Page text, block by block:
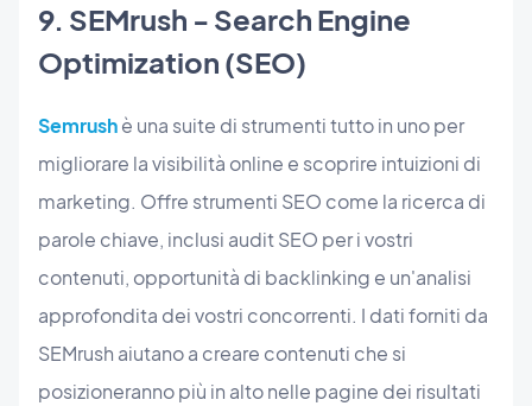
9. SEMrush - Search Engine
Optimization (SEO)
Semrushè una suite di strumenti tutto in uno per
migliorare la visibilità online e scoprire intuizioni di
marketing. Offre strumenti SEO come la ricerca di
parole chiave, inclusi audit SEO per i vostri
contenuti, opportunità di backlinking e un'analisi
approfondita dei vostri concorrenti. I dati forniti da
SEMrush aiutano a creare contenuti che si
posizioneranno più in alto nelle pagine dei risultati